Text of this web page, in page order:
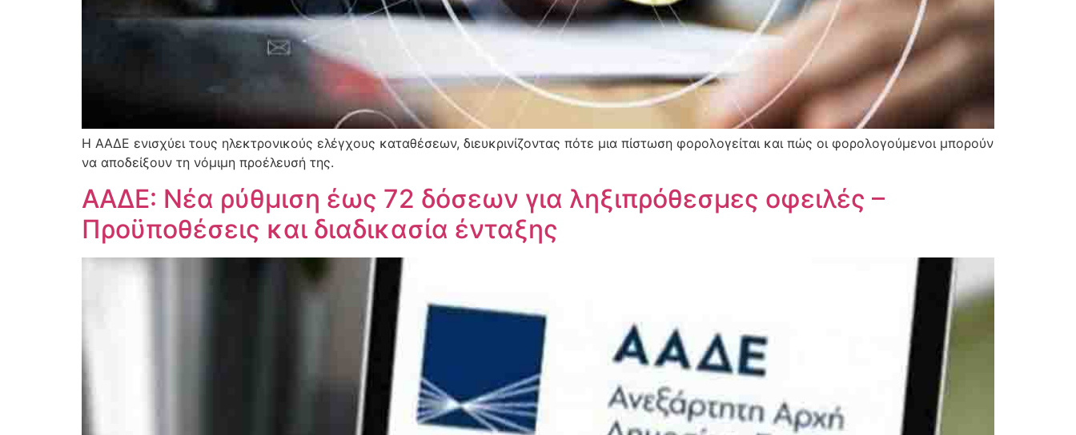
Η ΑΑΔΕ ενισχύει τους ηλεκτρονικούς ελέγχους καταθέσεων, διευκρινίζοντας πότε μια πίστωση φορολογείται και πώς οι φορολογούμενοι μπορούν
να αποδείξουν τη νόμιμη προέλευσή της.
ΑΑΔΕ: Νέα ρύθμιση έως 72 δόσεων για ληξιπρόθεσμες οφειλές –
Προϋποθέσεις και διαδικασία ένταξης